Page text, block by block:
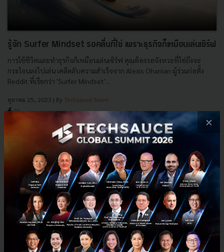
รู้จัก Surfer Mindset รอคลื่นที่ใช่ เพราะธุรกิจก็เหมือนเล่นเซิร์ฟ
การใช้ชีวิตและทำธุรกิจก็เหมือนเล่นเซิร์ฟ คุณต้องรอจังหวะที่ใช่ถึงจะ
กระโจนลงไปเล่น เคล็ดลับความสำเร็จจาก Alexis Ohanian ผู้ร่วมก่อตั้ง
Reddit ที่เรียกว่า 'Surfer Mindset'...
ตุลาคม 25, 2023 | By Techsauce Team
31
reddit Surfer Mindset ×